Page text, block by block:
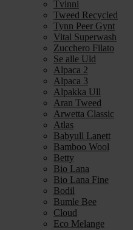
Tvinni
Tweed Recycled
Tynn Peer Gynt
Vital Superwash
Zucchero Filato
Se alle Uld
Alpaca 2
Alpaca 3
Alpakka Ull
Aran Tweed
Arwetta Classic
Atlas
Babyull Lanett
Bamboo Wool
Betty
Bio Lana
Bio Lana Fine
Bodil
Bumle Bee
Cloud
Eco Melange